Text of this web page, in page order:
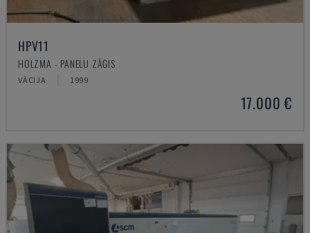
HPV11
HOLZMA - PANEĻU ZĀĢIS
VĀCIJA 1999
17.000 €